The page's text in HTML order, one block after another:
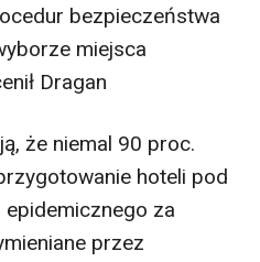
bezpieczeństwa
miejsca
Dragan
że niemal 90 proc.
hoteli pod
za
przez